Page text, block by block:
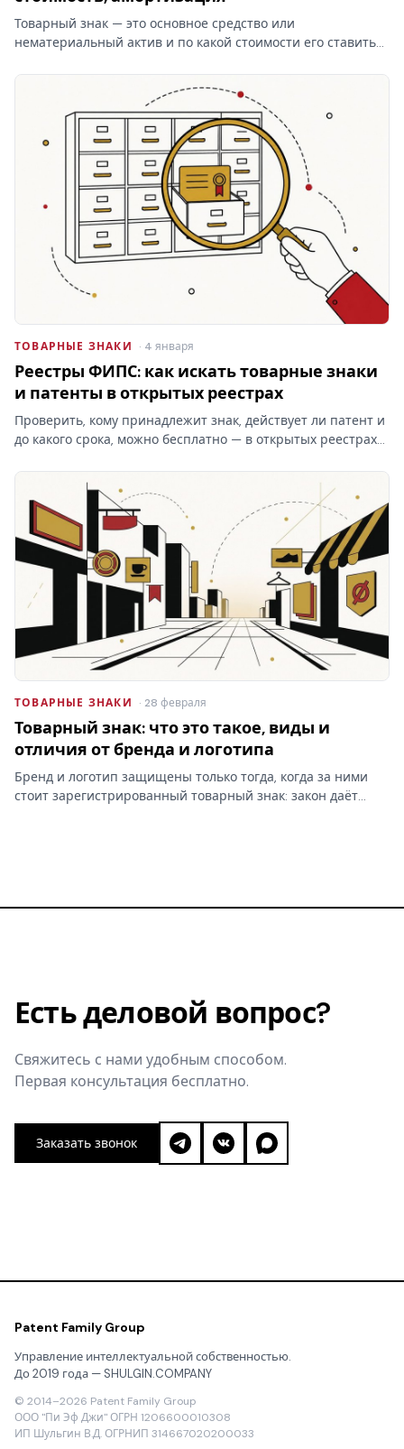
Товарный знак — это основное средство или
нематериальный актив и по какой стоимости его ставить
при отказе Роспатента затраты на учёт товарных знаков
ТОВАРНЫЕ ЗНАКИ · 4 января
Реестры ФИПС: как искать товарные знаки
и патенты в открытых реестрах
Проверить, кому принадлежит знак, действует ли патент и
до какого срока, можно бесплатно — в открытых реестрах
институт, чем они отличаются от платного поиска и что в
них…
ТОВАРНЫЕ ЗНАКИ · 28 февраля
Товарный знак: что это такое, виды и
отличия от бренда и логотипа
Бренд и логотип защищены только тогда, когда за ними
стоит зарегистрированный товарный знак: закон даёт
Есть деловой вопрос?
Свяжитесь с нами удобным способом.
Первая консультация бесплатно.
Заказать звонок
Patent Family Group
Управление интеллектуальной собственностью.
До 2019 года — SHULGIN.COMPANY
© 2014–2026 Patent Family Group
ООО "Пи Эф Джи" ОГРН 1206600010308
ИП Шульгин В.Д. ОГРНИП 314667020200033